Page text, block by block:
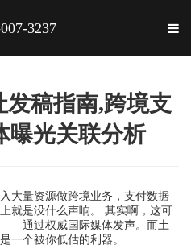
3237
发稿指南,跨境支
曝光关联分析
大量资源做跨境业务，支付数据
就是没什么声响。 其实啊，这可
通过权威国际媒体发声。而土
一个被你低估的利器。